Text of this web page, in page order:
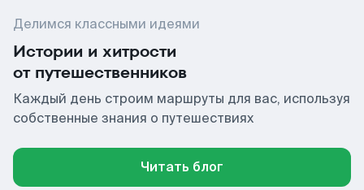
Делимся классными идеями
Истории и хитрости
от путешественников
Каждый день строим маршруты для вас, используя
собственные знания о путешествиях
Читать блог